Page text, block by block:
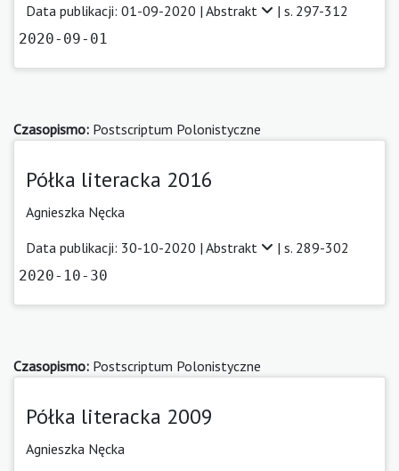
Data publikacji: 01-09-2020 | Abstrakt | s. 297-312
2020-09-01
Czasopismo: Postscriptum Polonistyczne
Półka literacka 2016
Agnieszka Nęcka
Data publikacji: 30-10-2020 | Abstrakt | s. 289-302
2020-10-30
Czasopismo: Postscriptum Polonistyczne
Półka literacka 2009
Agnieszka Nęcka